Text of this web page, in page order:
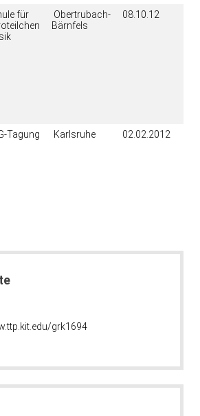
für
Obertrubach-
Bärnfels
08.10.12
Tagung Karlsruhe 02.02.2012
grk1694